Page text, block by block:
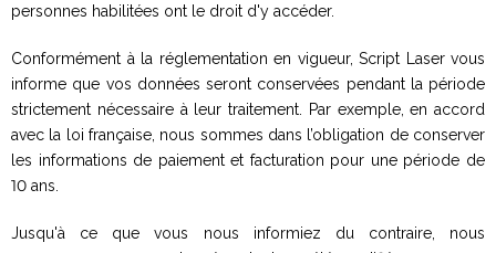
personnes habilitées ont le droit d'y accéder.
Conformément à la réglementation en vigueur, Script Laser vous
informe que vos données seront conservées pendant la période
strictement nécessaire à leur traitement. Par exemple, en accord
avec la loi française, nous sommes dans l’obligation de conserver
les informations de paiement et facturation pour une période de
10 ans.
Jusqu'à ce que vous nous informiez du contraire, nous